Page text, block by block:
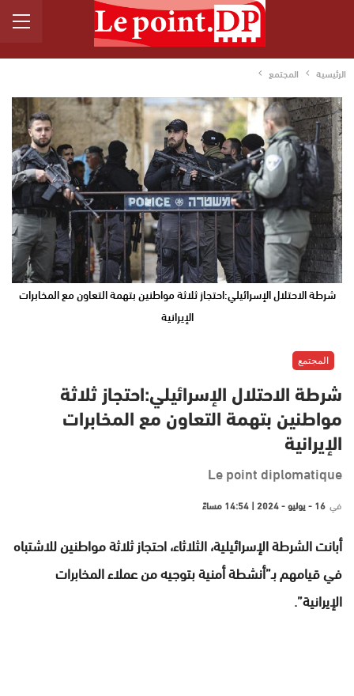
الرئيسية المجتمع
شرطة الاحتلال الإسرائيلي:احتجاز ثلاثة مواطنين بتهمة التعاون مع المخابرات
الإيرانية
المجتمع
شرطة الاحتلال الإسرائيلي:احتجاز ثلاثة
مواطنين بتهمة التعاون مع المخابرات
الإيرانية
Le point diplomatique
في 16 - يوليو - 2024 | 14:54 مساءً
أبانت الشرطة الإسرائيلية، الثلاثاء، احتجاز ثلاثة مواطنين للاشتباه
في قيامهم بـ”أنشطة أمنية بتوجيه من عملاء المخابرات
الإيرانية”.